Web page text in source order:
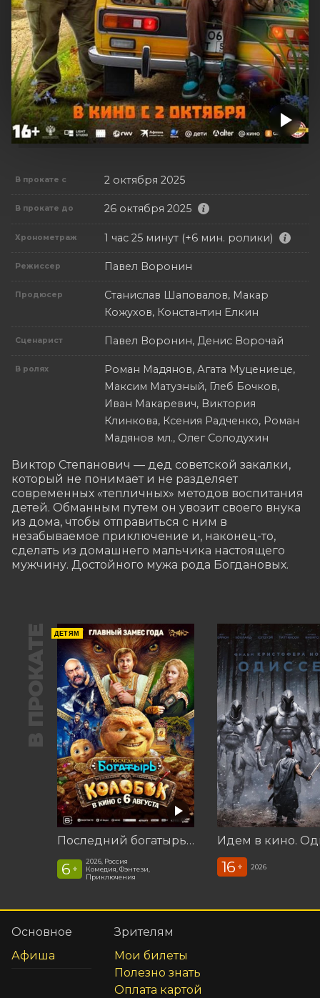
В прокате с 2 октября 2025
В прокате до 26 октября 2025
Хронометраж 1 час 25 минут (+6 мин. ролики)
Режиссер Павел Воронин
Продюсер
Станислав Шаповалов, Макар
Кожухов, Константин Елкин
Сценарист Павел Воронин, Денис Ворочай
В ролях
Роман Мадянов, Агата Муцениеце,
Максим Матузный, Глеб Бочков,
Иван Макаревич, Виктория
Клинкова, Ксения Радченко, Роман
Мадянов мл., Олег Солодухин
Виктор Степанович — дед советской закалки,
который не понимает и не разделяет
современных «тепличных» методов воспитания
детей. Обманным путем он увозит своего внука
из дома, чтобы отправиться с ним в
незабываемое приключение и, наконец-то,
сделать из домашнего мальчика настоящего
мужчину. Достойного мужа рода Богдановых.
В ПРОКАТЕ ДЕТЯМ
Последний богатырь. Колобок
6 +
2026, Россия
Комедия, Фэнтези,
Приключения
Идем в кино.
16 + 2026
Основное
Афиша
Зрителям
Мои билеты
Полезно знать
Оплата картой